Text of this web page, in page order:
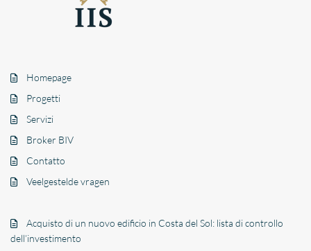
Homepage
Progetti
Servizi
Broker BIV
Contatto
Veelgestelde vragen
Acquisto di un nuovo edificio in Costa del Sol: lista di controllo
dell’investimento